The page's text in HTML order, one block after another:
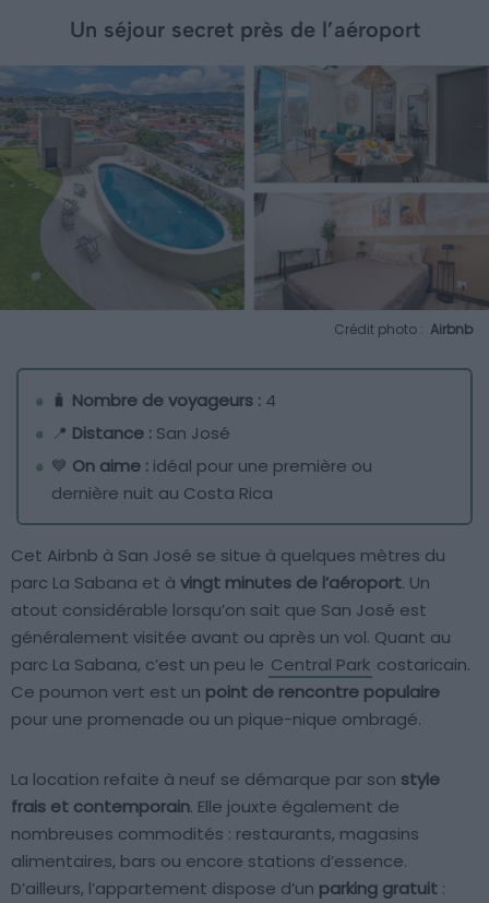
Un séjour secret près de l’aéroport
Crédit photo : Airbnb
🧳 Nombre de voyageurs : 4
📍 Distance : San José
💙 On aime : idéal pour une première ou
dernière nuit au Costa Rica
Cet Airbnb à San José se situe à quelques mètres du
parc La Sabana et à vingt minutes de l’aéroport. Un
atout considérable lorsqu’on sait que San José est
généralement visitée avant ou après un vol. Quant au
parc La Sabana, c’est un peu le Central Park costaricain.
Ce poumon vert est un point de rencontre populaire
pour une promenade ou un pique-nique ombragé.
La location refaite à neuf se démarque par son style
frais et contemporain. Elle jouxte également de
nombreuses commodités : restaurants, magasins
alimentaires, bars ou encore stations d’essence.
D’ailleurs, l’appartement dispose d’un parking gratuit :